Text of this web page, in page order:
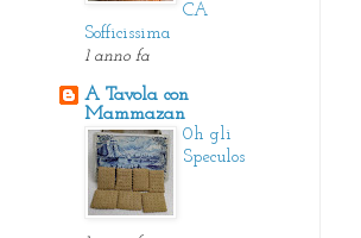
CA
Sofficissima
1 anno fa
A Tavola con
Mammazan
0h gli
Speculos